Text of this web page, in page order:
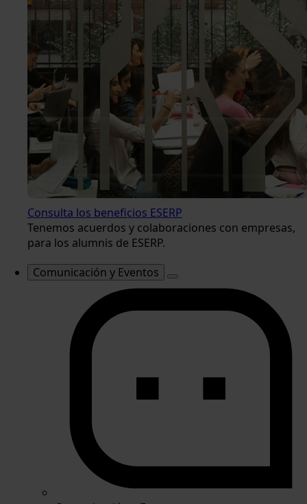
Consulta los beneficios ESERP
Tenemos acuerdos y colaboraciones con empresas,
para los alumnis de ESERP.
Comunicación y Eventos